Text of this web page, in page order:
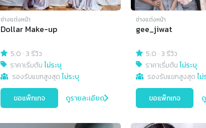
ช่างแต่งหน้า
Dollar Make-up
5.0 · 3 รีวิว
ราคาเริ่มต้นไม่ระบุ
รองรับแขกสูงสุดไม่ระบุ
ขอแพ็กเกจ ดูรายละเอียด
ช่างแต่งหน้า
gee_jiwat
5.0 · 3 รีวิว
ราคาเริ่มต้นไม่ระบุ
รองรับแขกสูงสุดไม่
ขอแพ็กเกจ